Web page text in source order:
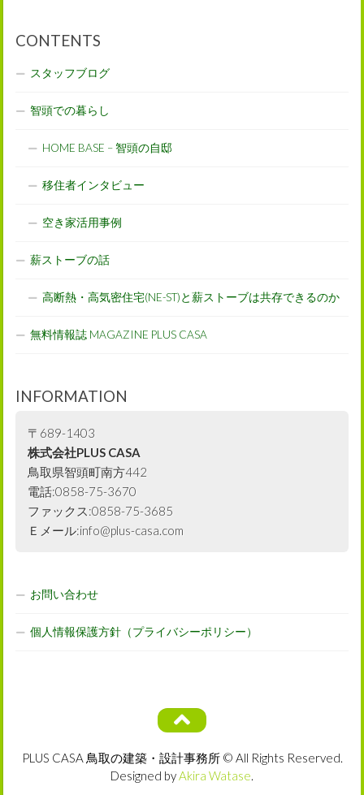
CONTENTS
スタッフブログ
智頭での暮らし
HOME BASE – 智頭の自邸
移住者インタビュー
空き家活用事例
薪ストーブの話
高断熱・高気密住宅(NE-ST)と薪ストーブは共存できるのか
無料情報誌 MAGAZINE PLUS CASA
INFORMATION
〒689-1403
株式会社PLUS CASA
鳥取県智頭町南方442
電話:0858-75-3670
ファックス:0858-75-3685
Ｅメール:info@plus-casa.com
お問い合わせ
個人情報保護方針（プライバシーポリシー）
PLUS CASA 鳥取の建築・設計事務所 © All Rights Reserved.
Designed byAkira Watase.